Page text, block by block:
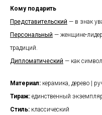
Кому подарить
Представительский — в знак
Персональный — женщине-
традиций.
Дипломатический — как
Материал: керамика, дерево |
Тираж: единственный
Стиль: классический